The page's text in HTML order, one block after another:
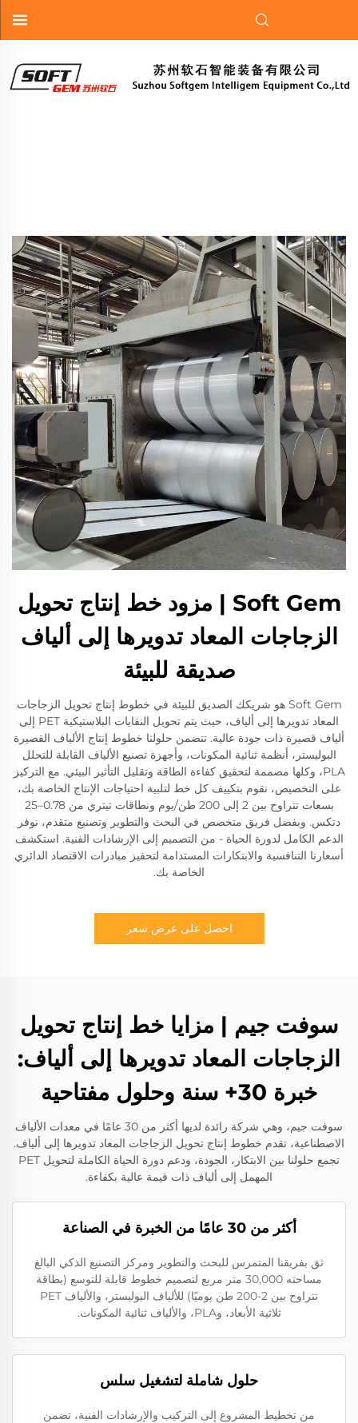
Soft Gem | مزود خط إنتاج تحويل
الزجاجات المعاد تدويرها إلى ألياف
صديقة للبيئة
Soft Gem هو شريكك الصديق للبيئة في خطوط إنتاج تحويل الزجاجات
المعاد تدويرها إلى ألياف، حيث يتم تحويل النفايات البلاستيكية PET إلى
ألياف قصيرة ذات جودة عالية. تتضمن حلولنا خطوط إنتاج الألياف القصيرة
البوليستر، أنظمة ثنائية المكونات، وأجهزة تصنيع الألياف القابلة للتحلل
PLA، وكلها مصممة لتحقيق كفاءة الطاقة وتقليل التأثير البيئي. مع التركيز
على التخصيص، نقوم بتكييف كل خط لتلبية احتياجات الإنتاج الخاصة بك،
بسعات تتراوح بين 2 إلى 200 طن/يوم ونطاقات تيتري من 0.78–25
دتكس. وبفضل فريق متخصص في البحث والتطوير وتصنيع متقدم، نوفر
الدعم الكامل لدورة الحياة - من التصميم إلى الإرشادات الفنية. استكشف
أسعارنا التنافسية والابتكارات المستدامة لتحفيز مبادرات الاقتصاد الدائري
الخاصة بك.
احصل على عرض سعر
سوفت جيم | مزايا خط إنتاج تحويل
الزجاجات المعاد تدويرها إلى ألياف:
خبرة 30+ سنة وحلول مفتاحية
سوفت جيم، وهي شركة رائدة لديها أكثر من 30 عامًا في معدات الألياف
الاصطناعية، تقدم خطوط إنتاج تحويل الزجاجات المعاد تدويرها إلى ألياف.
تجمع حلولنا بين الابتكار، الجودة، ودعم دورة الحياة الكاملة لتحويل PET
المهمل إلى ألياف ذات قيمة عالية بكفاءة.
أكثر من 30 عامًا من الخبرة في الصناعة
ثق بفريقنا المتمرس للبحث والتطوير ومركز التصنيع الذكي البالغ
مساحته 30,000 متر مربع لتصميم خطوط قابلة للتوسع (بطاقة
تتراوح بين 2-200 طن يوميًا) للألياف البوليستر، والألياف PET
ثلاثية الأبعاد، وPLA، والألياف ثنائية المكونات.
حلول شاملة لتشغيل سلس
من تخطيط المشروع إلى التركيب والإرشادات الفنية، تضمن